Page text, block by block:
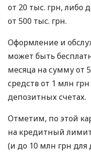
от 20 тыс. грн, либо
от 500 тыс. грн.
Оформление и
может быть
месяца на сумму от
средств от 1 млн
депозитных счетах.
Отметим, по этой
на кредитный
(и до 10 млн грн